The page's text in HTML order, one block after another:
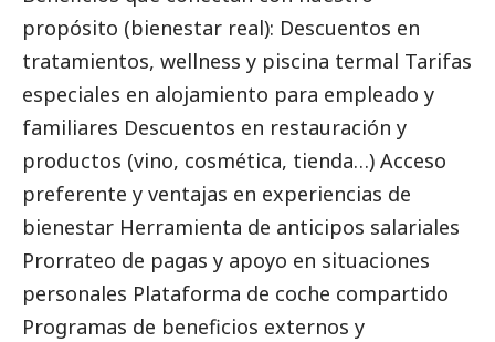
propósito (bienestar real): Descuentos en
tratamientos, wellness y piscina termal Tarifas
especiales en alojamiento para empleado y
familiares Descuentos en restauración y
productos (vino, cosmética, tienda…) Acceso
preferente y ventajas en experiencias de
bienestar Herramienta de anticipos salariales
Prorrateo de pagas y apoyo en situaciones
personales Plataforma de coche compartido
Programas de beneficios externos y